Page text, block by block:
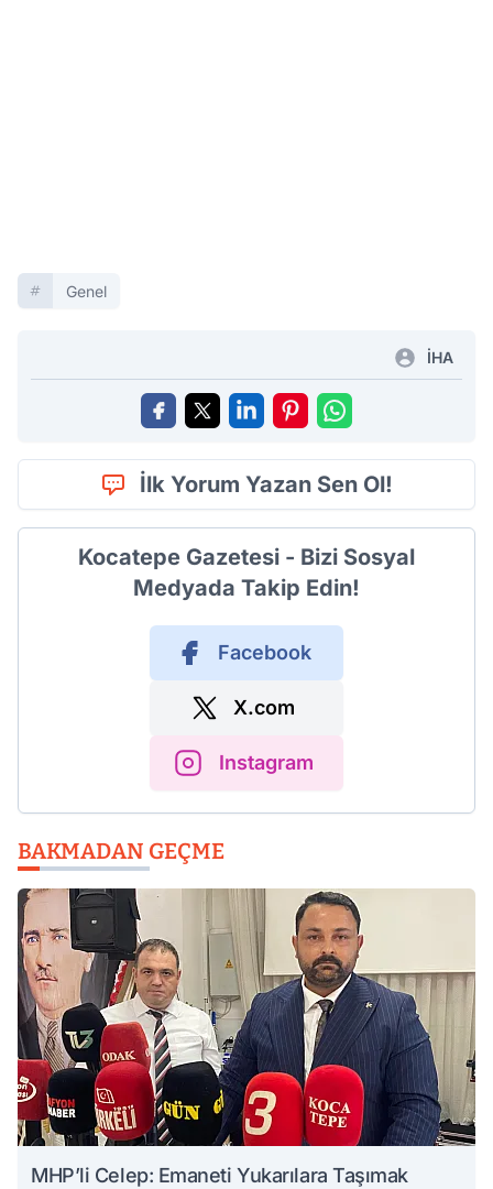
Genel
İHA
İlk Yorum Yazan Sen Ol!
Kocatepe Gazetesi - Bizi Sosyal
Medyada Takip Edin!
Facebook
X.com
Instagram
BAKMADAN GEÇME
MHP’li Celep: Emaneti Yukarılara Taşımak